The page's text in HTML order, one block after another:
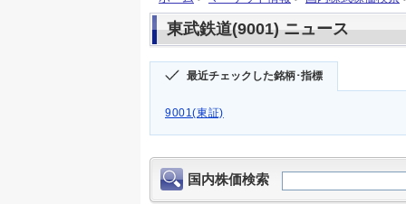
東武鉄道(9001) ニュース
最近チェックした銘柄･指標
9001(東証)